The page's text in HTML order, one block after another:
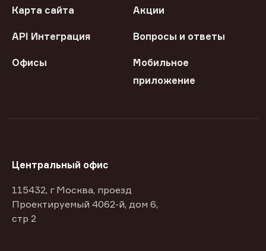
Карта сайта Акции
API Интеграция Вопросы и ответы
Офисы
Мобильное
приложение
Центральный офис
115432, г Москва, проезд
Проектируемый 4062-й, дом 6,
стр 2